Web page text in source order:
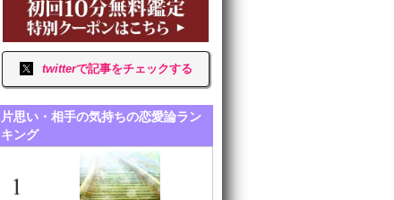
twitterで記事をチェックする
片思い・相手の気持ちの恋愛論ラン
キング